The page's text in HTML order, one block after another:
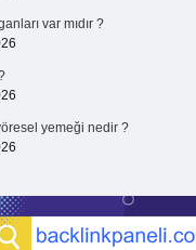
var mıdır ?
yemeği nedir ?